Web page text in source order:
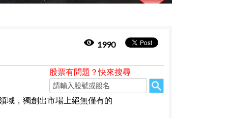
1990
股票有問題？快來搜尋
域，獨創出市場上絕無僅有的